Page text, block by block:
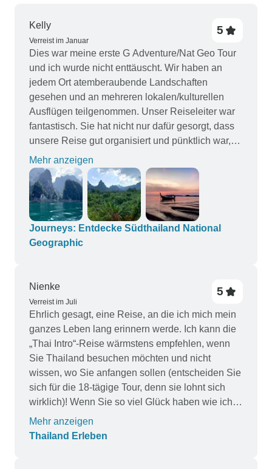
Kelly
Verreist im Januar
5
Dies war meine erste G Adventure/Nat Geo Tour
und ich wurde nicht enttäuscht. Wir haben an
jedem Ort atemberaubende Landschaften
gesehen und an mehreren lokalen/kulturellen
Ausflügen teilgenommen. Unser Reiseleiter war
fantastisch. Sie hat nicht nur dafür gesorgt, dass
unsere Reise gut organisiert und pünktlich war,
sondern sie hat uns auch einige tolle Orte
empfohlen, an denen wir abseits der
Touristenfallen nach "lokaler" Art essen konnten.
Ich hätte mir ein wenig mehr
Geschichte/Hintergrund zu einigen der Orte, die
wir besuchten, gewünscht, aber insgesamt würde
ich dieser Reise zwei Daumen nach oben geben
Mehr anzeigen
Journeys: Entdecke Südthailand National
Geographic
Nienke
Verreist im Juli
5
Ehrlich gesagt, eine Reise, an die ich mich mein
ganzes Leben lang erinnern werde. Ich kann die
„Thai Intro“-Reise wärmstens empfehlen, wenn
Sie Thailand besuchen möchten und nicht
wissen, wo Sie anfangen sollen (entscheiden Sie
sich für die 18-tägige Tour, denn sie lohnt sich
wirklich)! Wenn Sie so viel Glück haben wie ich,
bekommen Sie vielleicht Paula als
Gruppenleiterin – und müssen sich um nichts
Mehr anzeigen
Thailand Erleben